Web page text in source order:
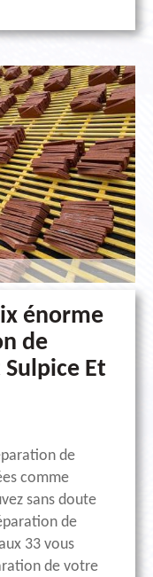
énorme
de
Et
de
comme
sans doute
de
33 vous
de votre